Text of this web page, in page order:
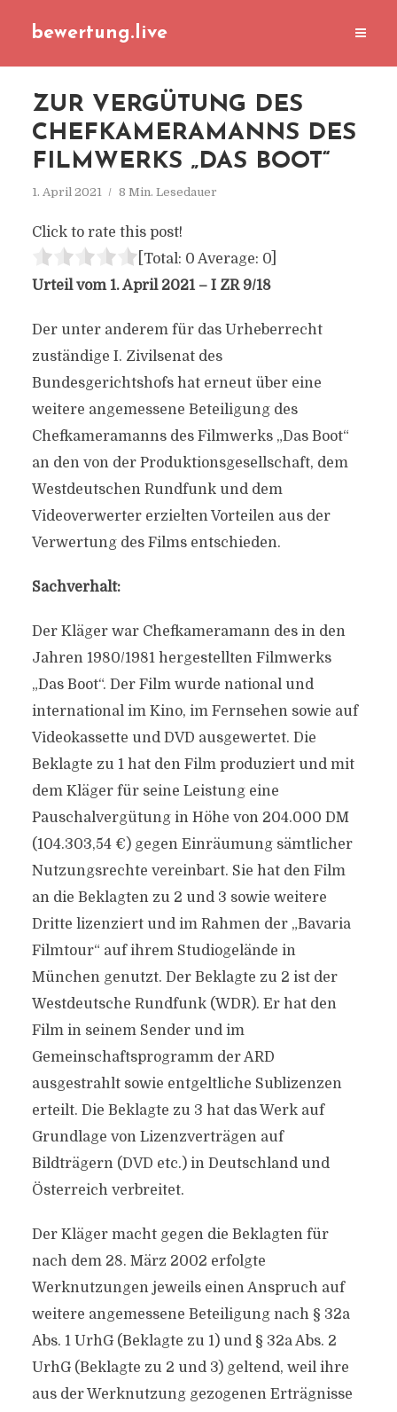
bewertung.live
ZUR VERGÜTUNG DES
CHEFKAMERAMANNS DES
FILMWERKS „DAS BOOT“
1. April 2021 8 Min. Lesedauer
Click to rate this post!
[Total: 0 Average: 0]
Urteil vom 1. April 2021 – I ZR 9/18
Der unter anderem für das Urheberrecht
zuständige I. Zivilsenat des
Bundesgerichtshofs hat erneut über eine
weitere angemessene Beteiligung des
Chefkameramanns des Filmwerks „Das Boot“
an den von der Produktionsgesellschaft, dem
Westdeutschen Rundfunk und dem
Videoverwerter erzielten Vorteilen aus der
Verwertung des Films entschieden.
Sachverhalt:
Der Kläger war Chefkameramann des in den
Jahren 1980/1981 hergestellten Filmwerks
„Das Boot“. Der Film wurde national und
international im Kino, im Fernsehen sowie auf
Videokassette und DVD ausgewertet. Die
Beklagte zu 1 hat den Film produziert und mit
dem Kläger für seine Leistung eine
Pauschalvergütung in Höhe von 204.000 DM
(104.303,54 €) gegen Einräumung sämtlicher
Nutzungsrechte vereinbart. Sie hat den Film
an die Beklagten zu 2 und 3 sowie weitere
Dritte lizenziert und im Rahmen der „Bavaria
Filmtour“ auf ihrem Studiogelände in
München genutzt. Der Beklagte zu 2 ist der
Westdeutsche Rundfunk (WDR). Er hat den
Film in seinem Sender und im
Gemeinschaftsprogramm der ARD
ausgestrahlt sowie entgeltliche Sublizenzen
erteilt. Die Beklagte zu 3 hat das Werk auf
Grundlage von Lizenzverträgen auf
Bildträgern (DVD etc.) in Deutschland und
Österreich verbreitet.
Der Kläger macht gegen die Beklagten für
nach dem 28. März 2002 erfolgte
Werknutzungen jeweils einen Anspruch auf
weitere angemessene Beteiligung nach § 32a
Abs. 1 UrhG (Beklagte zu 1) und § 32a Abs. 2
UrhG (Beklagte zu 2 und 3) geltend, weil ihre
aus der Werknutzung gezogenen Erträgnisse